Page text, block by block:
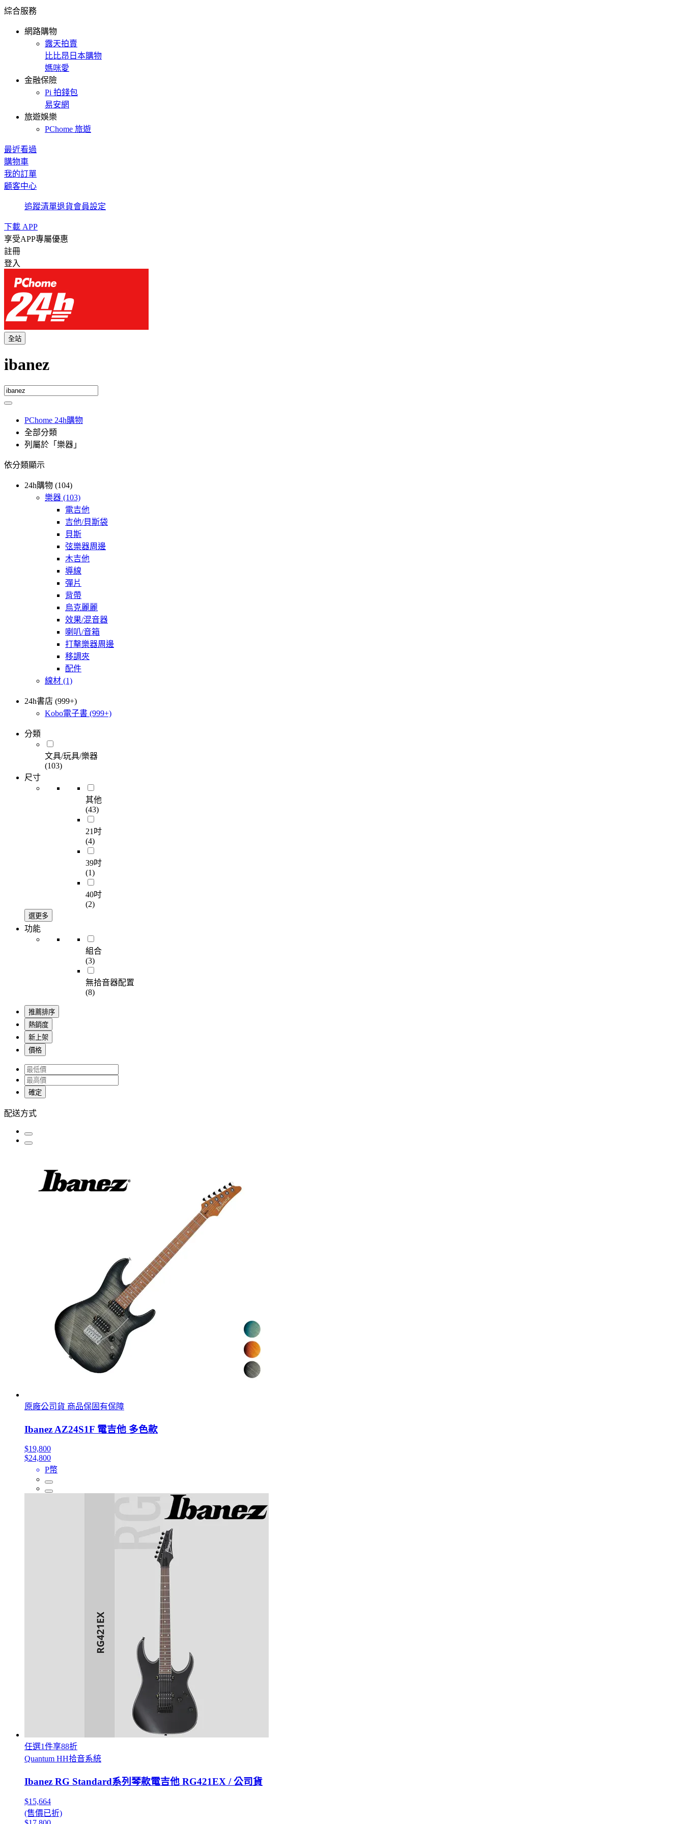
綜合服務
網路購物
露天拍賣
比比昂日本購物
媽咪愛
金融保險
Pi 拍錢包
易安網
旅遊娛樂
PChome 旅遊
最近看過
購物車
我的訂單
顧客中心
追蹤清單退貨會員設定
下載 APP
享受APP專屬優惠
註冊
登入
全站
ibanez
PChome 24h購物
全部分類
列屬於「樂器」
依分類顯示
24h購物 (104)
樂器 (103)
電吉他
吉他/貝斯袋
貝斯
弦樂器周邊
木吉他
導線
彈片
背帶
烏克麗麗
效果/混音器
喇叭/音箱
打擊樂器周邊
移調夾
配件
線材 (1)
24h書店 (999+)
Kobo電子書 (999+)
分類
文具/玩具/樂器
(103)
尺寸
其他
(43)
21吋
(4)
39吋
(1)
40吋
(2)
選更多
功能
組合
(3)
無拾音器配置
(8)
推薦排序
熱銷度
新上架
價格
確定
配送方式
原廠公司貨 商品保固有保障
Ibanez AZ24S1F 電吉他 多色款
$19,800
$24,800
P幣
任選1件享88折
Quantum HH拾音系統
Ibanez RG Standard系列琴款電吉他 RG421EX / 公司貨
$15,664
(售價已折)